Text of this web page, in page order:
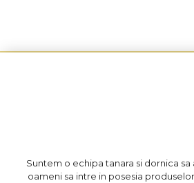
Suntem o echipa tanara si dornica
oameni sa intre in posesia